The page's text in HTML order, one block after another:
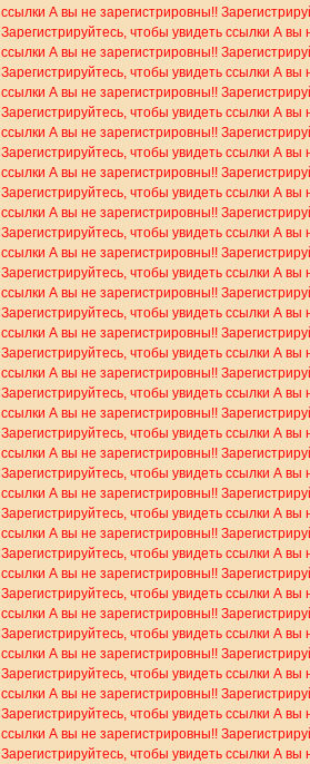
ссылки А вы не зарегистрировны!!
Зарегистрируйтесь, чтобы увидеть ссылки А вы
ссылки А вы не зарегистрировны!!
Зарегистрируйтесь, чтобы увидеть ссылки А вы
ссылки А вы не зарегистрировны!!
Зарегистрируйтесь, чтобы увидеть ссылки А вы
ссылки А вы не зарегистрировны!!
Зарегистрируйтесь, чтобы увидеть ссылки А вы
ссылки А вы не зарегистрировны!!
Зарегистрируйтесь, чтобы увидеть ссылки А вы
ссылки А вы не зарегистрировны!!
Зарегистрируйтесь, чтобы увидеть ссылки А вы
ссылки А вы не зарегистрировны!!
Зарегистрируйтесь, чтобы увидеть ссылки А вы
ссылки А вы не зарегистрировны!!
Зарегистрируйтесь, чтобы увидеть ссылки А вы
ссылки А вы не зарегистрировны!!
Зарегистрируйтесь, чтобы увидеть ссылки А вы
ссылки А вы не зарегистрировны!!
Зарегистрируйтесь, чтобы увидеть ссылки А вы
ссылки А вы не зарегистрировны!!
Зарегистрируйтесь, чтобы увидеть ссылки А вы
ссылки А вы не зарегистрировны!!
Зарегистрируйтесь, чтобы увидеть ссылки А вы
ссылки А вы не зарегистрировны!!
Зарегистрируйтесь, чтобы увидеть ссылки А вы
ссылки А вы не зарегистрировны!!
Зарегистрируйтесь, чтобы увидеть ссылки А вы
ссылки А вы не зарегистрировны!!
Зарегистрируйтесь, чтобы увидеть ссылки А вы
ссылки А вы не зарегистрировны!!
Зарегистрируйтесь, чтобы увидеть ссылки А вы
ссылки А вы не зарегистрировны!!
Зарегистрируйтесь, чтобы увидеть ссылки А вы
ссылки А вы не зарегистрировны!!
Зарегистрируйтесь, чтобы увидеть ссылки А вы
ссылки А вы не зарегистрировны!!
Зарегистрируйтесь, чтобы увидеть ссылки А вы